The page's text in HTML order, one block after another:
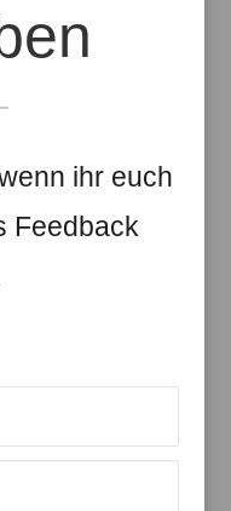
ihr euch
Feedback